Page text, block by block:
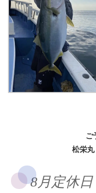
ご
松栄丸
8月定休日